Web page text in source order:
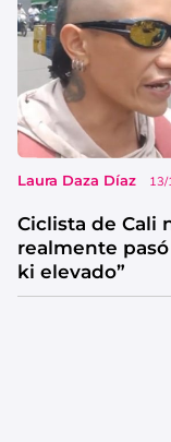
Laura Daza Díaz 13/
Ciclista de Cali
realmente
ki elevado”